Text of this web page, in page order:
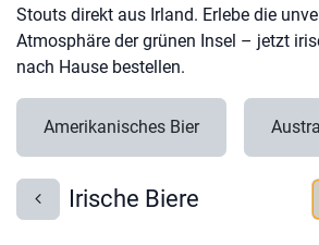
Stouts direkt aus Irland. Erlebe die
Atmosphäre der grünen Insel – jetzt
nach Hause bestellen.
Amerikanisches Bier
Irische Biere